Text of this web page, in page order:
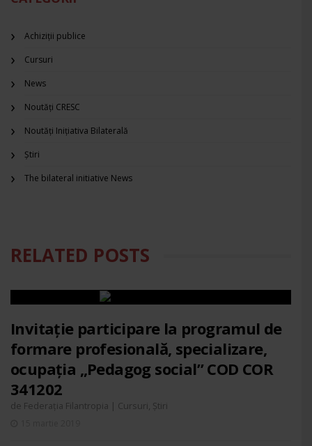
Achiziții publice
Cursuri
News
Noutăți CRESC
Noutăți Inițiativa Bilaterală
Știri
The bilateral initiative News
RELATED POSTS
Invitație participare la programul de
formare profesională, specializare,
ocupația „Pedagog social” COD COR
341202
de Federația Filantropia | Cursuri, Știri